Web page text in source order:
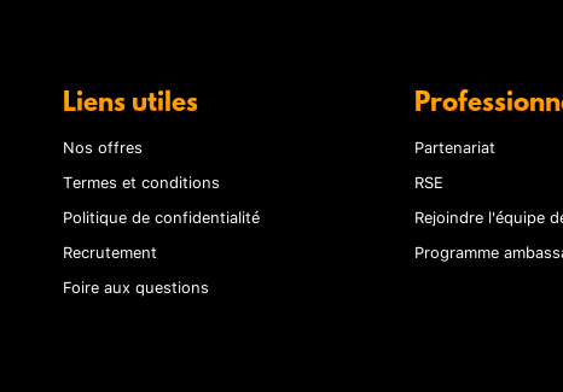
Liens utiles
Nos offres
Termes et conditions
Politique de confidentialité
Recrutement
Foire aux questions
Partenariat
RSE
Rejoindre l'équipe
Programme